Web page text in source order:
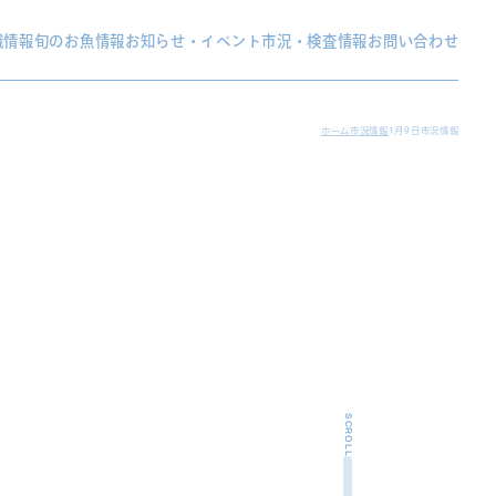
情報旬のお魚情報お知らせ・イベント市況・検査情報お問い合わせ
ホーム 市況情報 1月9日市況情報
SCROLL